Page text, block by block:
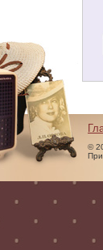
©
При